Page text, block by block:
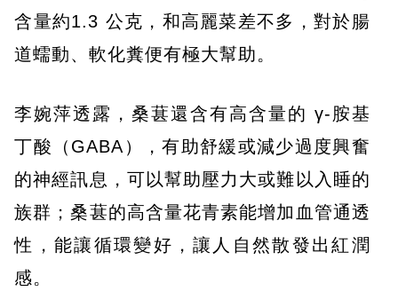
含量約1.3 公克，和高麗菜差不多，對於腸
道蠕動、軟化糞便有極大幫助。
李婉萍透露，桑葚還含有高含量的 γ-胺基
丁酸（GABA），有助舒緩或減少過度興奮
的神經訊息，可以幫助壓力大或難以入睡的
族群；桑葚的高含量花青素能增加血管通透
性，能讓循環變好，讓人自然散發出紅潤
感。